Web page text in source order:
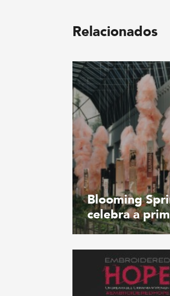
Relacionados
Blooming
celebra a